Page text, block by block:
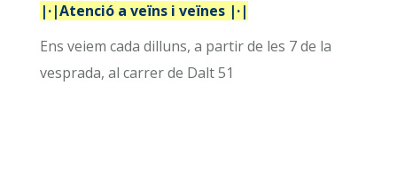
|·|Atenció a veïns i veïnes |·|
Ens veiem cada dilluns, a partir de les 7 de la
vesprada, al carrer de Dalt 51